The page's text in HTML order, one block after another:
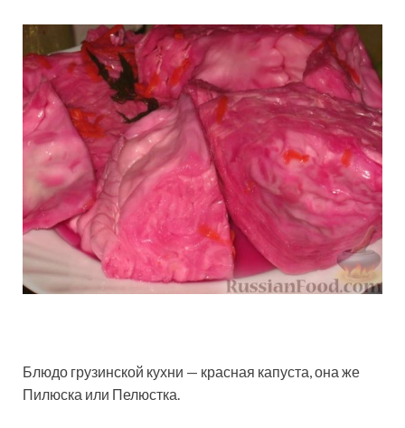
Блюдо грузинской кухни — красная капуста, она же
Пилюска или Пелюстка.